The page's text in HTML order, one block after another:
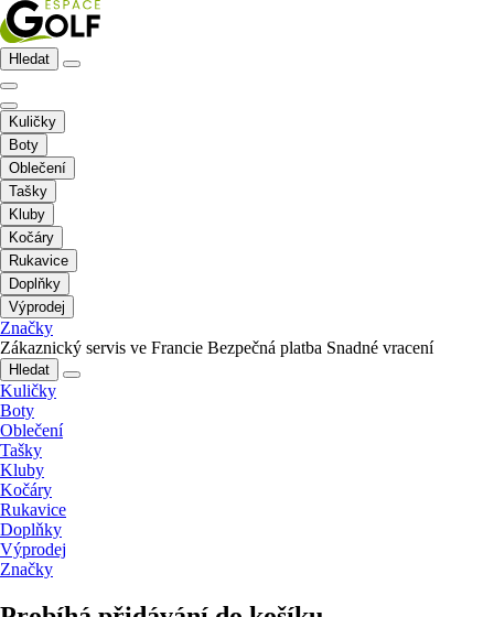
Hledat
Kuličky
Boty
Oblečení
Tašky
Kluby
Kočáry
Rukavice
Doplňky
Výprodej
Značky
Zákaznický servis ve Francie Bezpečná platba Snadné vracení
Hledat
Kuličky
Boty
Oblečení
Tašky
Kluby
Kočáry
Rukavice
Doplňky
Výprodej
Značky